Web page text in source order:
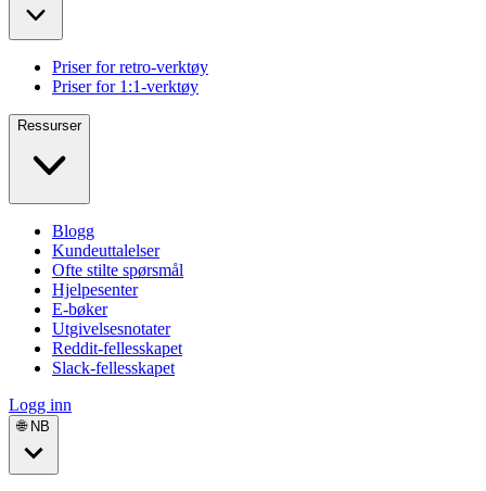
Priser for retro-verktøy
Priser for 1:1-verktøy
Ressurser
Blogg
Kundeuttalelser
Ofte stilte spørsmål
Hjelpesenter
E-bøker
Utgivelsesnotater
Reddit-fellesskapet
Slack-fellesskapet
Logg inn
🌐 NB